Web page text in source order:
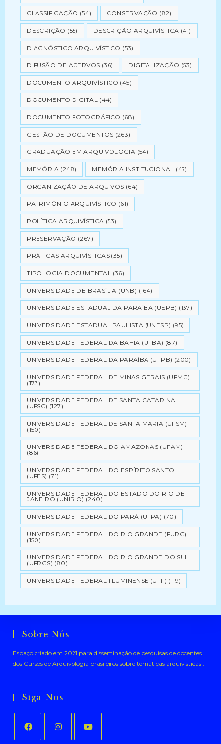
CLASSIFICAÇÃO (54) CONSERVAÇÃO (82)
DESCRIÇÃO (55) DESCRIÇÃO ARQUIVÍSTICA (41)
DIAGNÓSTICO ARQUIVÍSTICO (53)
DIFUSÃO DE ACERVOS (36) DIGITALIZAÇÃO (53)
DOCUMENTO ARQUIVÍSTICO (45)
DOCUMENTO DIGITAL (44)
DOCUMENTO FOTOGRÁFICO (68)
GESTÃO DE DOCUMENTOS (263)
GRADUAÇÃO EM ARQUIVOLOGIA (54)
MEMÓRIA (248) MEMÓRIA INSTITUCIONAL (47)
ORGANIZAÇÃO DE ARQUIVOS (64)
PATRIMÔNIO ARQUIVÍSTICO (61)
POLÍTICA ARQUIVÍSTICA (53)
PRESERVAÇÃO (267)
PRÁTICAS ARQUIVÍSTICAS (35)
TIPOLOGIA DOCUMENTAL (36)
UNIVERSIDADE DE BRASÍLIA (UNB) (164)
UNIVERSIDADE ESTADUAL DA PARAÍBA (UEPB) (137)
UNIVERSIDADE ESTADUAL PAULISTA (UNESP) (95)
UNIVERSIDADE FEDERAL DA BAHIA (UFBA) (87)
UNIVERSIDADE FEDERAL DA PARAÍBA (UFPB) (200)
UNIVERSIDADE FEDERAL DE MINAS GERAIS (UFMG)
(173)
UNIVERSIDADE FEDERAL DE SANTA CATARINA
(UFSC) (127)
UNIVERSIDADE FEDERAL DE SANTA MARIA (UFSM)
(150)
UNIVERSIDADE FEDERAL DO AMAZONAS (UFAM)
(86)
UNIVERSIDADE FEDERAL DO ESPÍRITO SANTO
(UFES) (71)
UNIVERSIDADE FEDERAL DO ESTADO DO RIO DE
JANEIRO (UNIRIO) (240)
UNIVERSIDADE FEDERAL DO PARÁ (UFPA) (70)
UNIVERSIDADE FEDERAL DO RIO GRANDE (FURG)
(150)
UNIVERSIDADE FEDERAL DO RIO GRANDE DO SUL
(UFRGS) (80)
UNIVERSIDADE FEDERAL FLUMINENSE (UFF) (119)
Sobre Nós
Espaço criado em 2021 para disseminação de pesquisas de docentes
dos Cursos de Arquivologia brasileiros sobre temáticas arquivísticas .
Siga-Nos